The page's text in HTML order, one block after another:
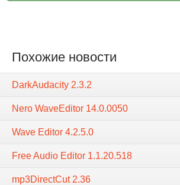
Похожие новости
DarkAudacity 2.3.2
Nero WaveEditor 14.0.0050
Wave Editor 4.2.5.0
Free Audio Editor 1.1.20.518
mp3DirectCut 2.36